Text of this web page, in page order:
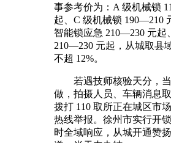
事参考价为：A 级机械锁
起、C 级机械锁 190—210
智能锁应急 210—230 元起
210—230 元起，从城取县
不超 12%。
若遇技师核验天分，当
做，拍摄人员、车辆消息
拨打 110 取所正在城区市
热线举报。徐州市实行开
时全域响应，从城开通赞